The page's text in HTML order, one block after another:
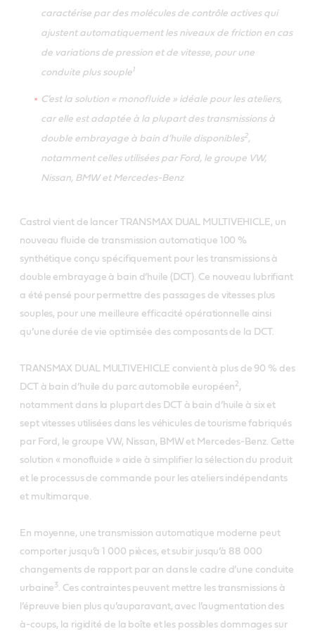
caractérise par des molécules de contrôle actives qui
ajustent automatiquement les niveaux de friction en cas
de variations de pression et de vitesse, pour une
conduite plus souple 1
C’est la solution « monofluide » idéale pour les ateliers,
car elle est adaptée à la plupart des transmissions à
double embrayage à bain d’huile disponibles2,
notamment celles utilisées par Ford, le groupe VW,
Nissan, BMW et Mercedes-Benz
Castrol vient de lancer TRANSMAX DUAL MULTIVEHICLE, un
nouveau fluide de transmission automatique 100 %
synthétique conçu spécifiquement pour les transmissions à
double embrayage à bain d’huile (DCT). Ce nouveau lubrifiant
a été pensé pour permettre des passages de vitesses plus
souples, pour une meilleure efficacité opérationnelle ainsi
qu’une durée de vie optimisée des composants de la DCT.
TRANSMAX DUAL MULTIVEHICLE convient à plus de 90 % des
DCT à bain d’huile du parc automobile européen2 ,
notamment dans la plupart des DCT à bain d’huile à six et
sept vitesses utilisées dans les véhicules de tourisme fabriqués
par Ford, le groupe VW, Nissan, BMW et Mercedes-Benz. Cette
solution « monofluide » aide à simplifier la sélection du produit
et le processus de commande pour les ateliers indépendants
et multimarque.
En moyenne, une transmission automatique moderne peut
comporter jusqu’à 1 000 pièces, et subir jusqu’à 88 000
changements de rapport par an dans le cadre d’une conduite
urbaine 3. Ces contraintes peuvent mettre les transmissions à
l’épreuve bien plus qu’auparavant, avec l’augmentation des
à-coups, la rigidité de la boîte et les possibles dommages sur